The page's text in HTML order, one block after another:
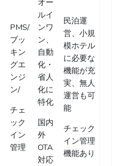
PMS/
ブッ
キン
グエ
ンジ
ン/
チェ
ック
イン
管理
オー
ルイ
ンワ
ン、
自動
化・
省人
化に
特化
国内
外
OTA
対応
民泊運
営、小規
模ホテル
に必要な
機能が充
実、無人
運営も可
能
チェック
イン管理
機能あり